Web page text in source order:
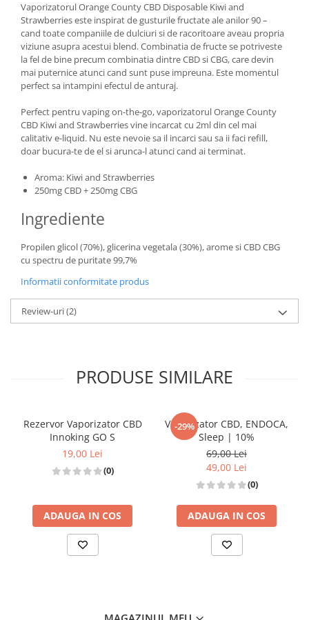
Vaporizatorul Orange County CBD Disposable Kiwi and
Strawberries este inspirat de gusturile fructate ale anilor 90 –
cand toate companiile de dulciuri si de racoritoare aveau propria
viziune asupra acestui blend. Combinatia de fructe se potriveste
la fel de bine precum combinatia dintre CBD si CBG, care devin
mai puternice atunci cand sunt puse impreuna. Este momentul
perfect sa intampini efectul de anturaj.
Perfect pentru vaping on-the-go, vaporizatorul Orange County
CBD Kiwi and Strawberries vine incarcat cu 2ml din cel mai
calitativ e-liquid. Nu este nevoie sa il incarci sau sa ii faci refill,
doar bucura-te de el si arunca-l atunci cand ai terminat.
Aroma: Kiwi and Strawberries
250mg CBD + 250mg CBG
Ingrediente
Propilen glicol (70%), glicerina vegetala (30%), arome si CBD CBG
cu spectru de puritate 99,7%
Informatii conformitate produs
Review-uri(2)
PRODUSE SIMILARE
Rezervor Vaporizator CBD
Innoking GO S
19,00 Lei
(0)
ADAUGA IN COS
-29%
Vaporizator CBD, ENDOCA,
Sleep | 10%
69,00 Lei
49,00 Lei
(0)
ADAUGA IN COS